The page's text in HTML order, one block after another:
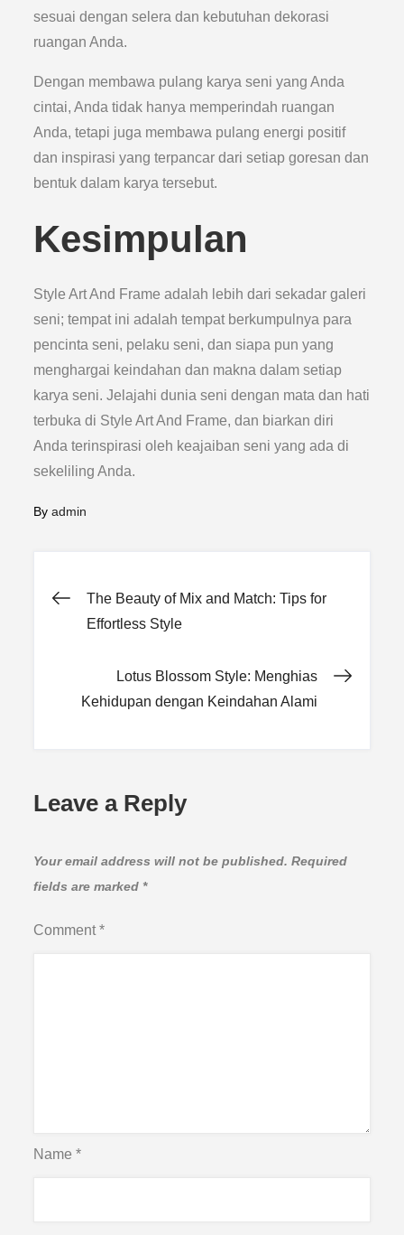
sesuai dengan selera dan kebutuhan dekorasi
ruangan Anda.
Dengan membawa pulang karya seni yang Anda
cintai, Anda tidak hanya memperindah ruangan
Anda, tetapi juga membawa pulang energi positif
dan inspirasi yang terpancar dari setiap goresan dan
bentuk dalam karya tersebut.
Kesimpulan
Style Art And Frame adalah lebih dari sekadar galeri
seni; tempat ini adalah tempat berkumpulnya para
pencinta seni, pelaku seni, dan siapa pun yang
menghargai keindahan dan makna dalam setiap
karya seni. Jelajahi dunia seni dengan mata dan hati
terbuka di Style Art And Frame, dan biarkan diri
Anda terinspirasi oleh keajaiban seni yang ada di
sekeliling Anda.
Byadmin
Post
The Beauty of Mix and Match: Tips for
Effortless Style
Lotus Blossom Style: Menghias
Kehidupan dengan Keindahan Alami
Leave a Reply
Your email address will not be published. Required
fields are marked *
Comment*
Name*